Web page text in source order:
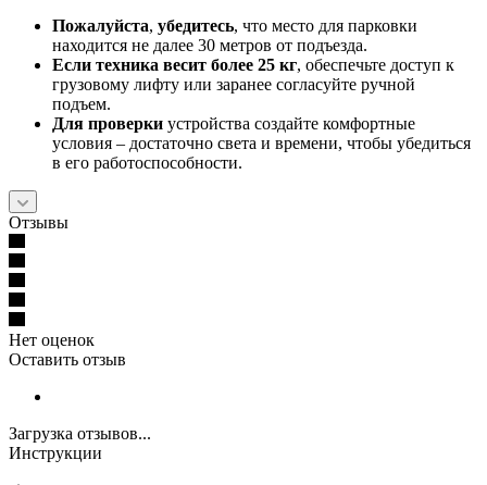
Пожалуйста, убедитесь, что место для парковки
находится не далее 30 метров от подъезда.
Если техника весит более 25 кг, обеспечьте доступ к
грузовому лифту или заранее согласуйте ручной
подъем.
Для проверки устройства создайте комфортные
условия – достаточно света и времени, чтобы убедиться
в его работоспособности.
Отзывы
Нет оценок
Оставить отзыв
Загрузка отзывов...
Инструкции